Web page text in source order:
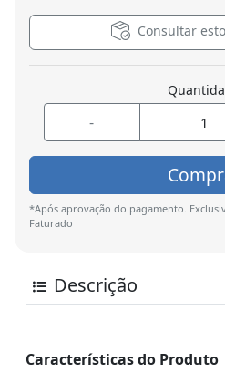
Consultar
-
*Após aprovação do pagamento.
Faturado
Descrição
Características do Produto